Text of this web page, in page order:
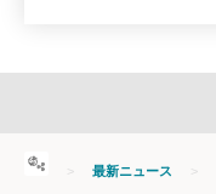
最新ニュース